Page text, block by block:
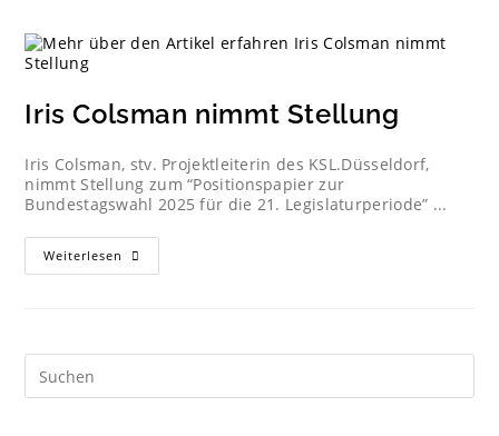
Iris Colsman nimmt Stellung
Iris Colsman, stv. Projektleiterin des KSL.Düsseldorf,
nimmt Stellung zum “Positionspapier zur
Bundestagswahl 2025 für die 21. Legislaturperiode” ...
Weiterlesen